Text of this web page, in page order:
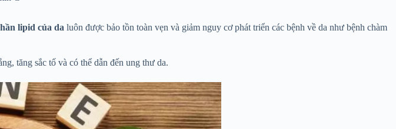
lipid của da luôn được bảo tồn toàn vẹn và giảm nguy cơ phát triển các bệnh về da như bệnh chàm
tăng sắc tố và có thể dẫn đến ung thư da.